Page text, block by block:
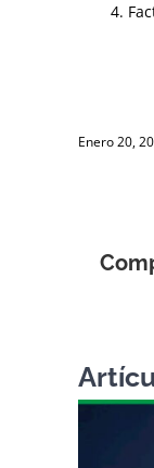
4.
Enero 20,